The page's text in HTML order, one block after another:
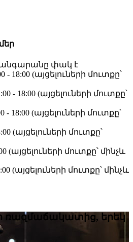
փակ է
- 18:00 (այցելուների մուտքը՝
- 18:00 (այցելուների մուտքը՝
- 18:00 (այցելուների մուտքը՝
(այցելուների մուտքը՝
(այցելուների մուտքը՝ մինչև
(այցելուների մուտքը՝ մինչև
ռազմաճակատից, երեկ